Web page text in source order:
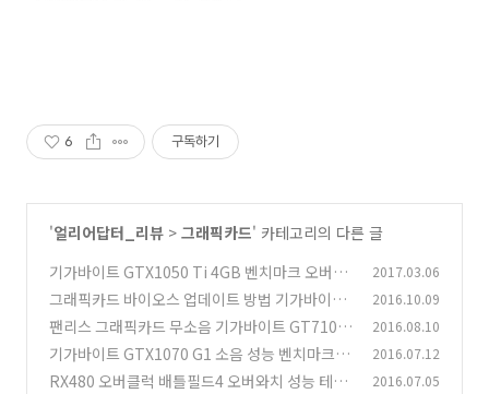
6 구독하기
'얼리어답터_리뷰 > 그래픽카드' 카테고리의 다른 글
기가바이트 GTX1050 Ti 4GB 벤치마크 오버워
치 배틀필드1 성능 소음 (3)
2017.03.06
그래픽카드 바이오스 업데이트 방법 기가바이트
GTX 1070 G1 (4)
2016.10.09
팬리스 그래픽카드 무소음 기가바이트 GT710 2
GB
(3)
2016.08.10
기가바이트 GTX1070 G1 소음 성능 벤치마크 게
임 테스트 (2)
2016.07.12
RX480 오버클럭 배틀필드4 오버와치 성능 테스
2016.07.05